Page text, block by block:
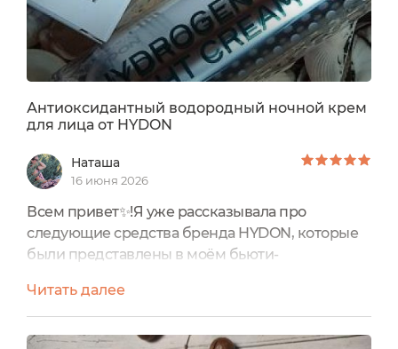
Антиоксидантный водородный ночной крем
для лица от HYDON
Наташа
16 июня 2026
Всем привет✨!Я уже рассказывала про
следующие средства бренда HYDON, которые
были представлены в моём бьюти-
век Сыворотка для лица А сегодня поделюсь
впечатлениями от применения последнего
крема в данном наборе:Антиоксидантный
Читать далее